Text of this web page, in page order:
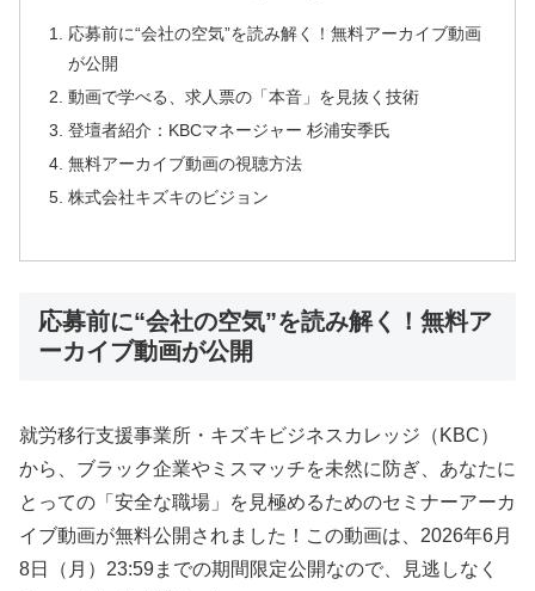
応募前に“会社の空気”を読み解く！無料アーカイブ動画
が公開
動画で学べる、求人票の「本音」を見抜く技術
登壇者紹介：KBCマネージャー 杉浦安季氏
無料アーカイブ動画の視聴方法
株式会社キズキのビジョン
応募前に“会社の空気”を読み解く！無料ア
ーカイブ動画が公開
就労移行支援事業所・キズキビジネスカレッジ（KBC）
から、ブラック企業やミスマッチを未然に防ぎ、あなたに
とっての「安全な職場」を見極めるためのセミナーアーカ
イブ動画が無料公開されました！この動画は、2026年6月
8日（月）23:59までの期間限定公開なので、見逃しなく